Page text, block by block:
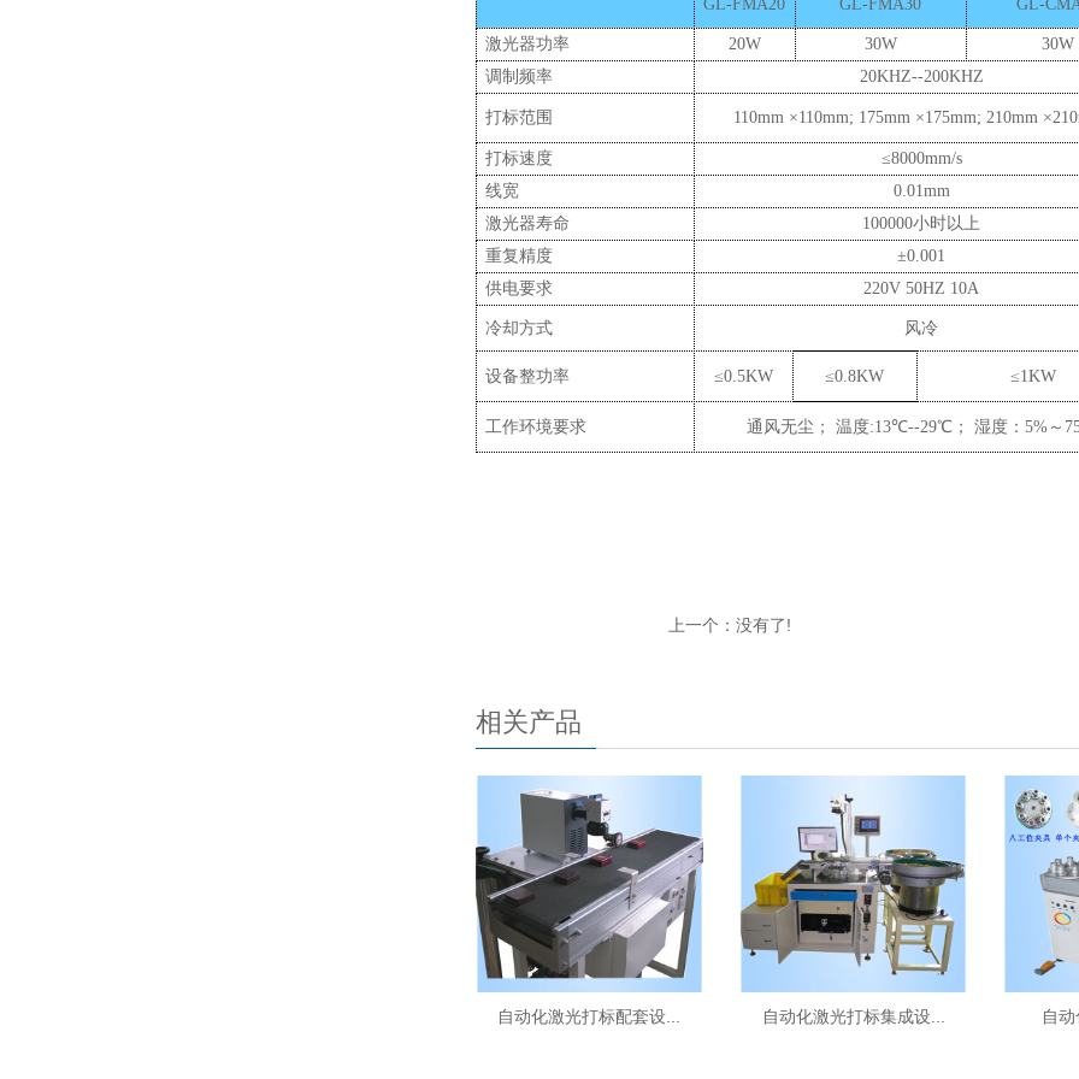
GL-FMA20 GL-FMA30 GL-
激光器功率 20W 30W
30W
调制频率
20KHZ--200KHZ
打标范围 110mm ×110mm; 175mm ×175mm; 210mm
打标速度
≤8000mm/s
线宽
0.01mm
激光器寿命
100000小时以上
重复精度
±0.001
供电要求
220V 50HZ 10A
冷却方式 风冷
设备整功率 ≤0.5KW ≤0.8KW ≤1KW
工作环境要求 通风无尘； 温度:13℃--29℃； 湿度： 5% ～
上一个：没有了!
相关产品
自动化激光打标配套设... 自动化激光打标集成设... 自